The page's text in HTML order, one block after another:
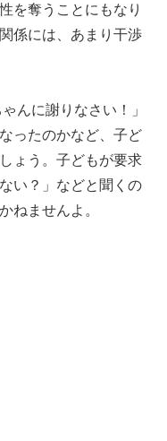
を奪うことにもなり
係には、あまり干渉
んに謝りなさい！」
ったのかなど、子ど
ょう。子どもが要求
い？」などと聞くの
ねませんよ。